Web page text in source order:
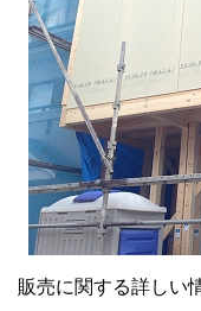
販売に関する詳しい